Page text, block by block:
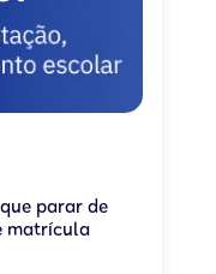
parar de
matrícula